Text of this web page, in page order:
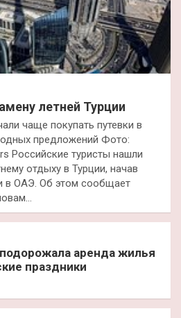
летней Турции
чаще покупать путевки в
предложений Фото:
Российские туристы нашли
отдыху в Турции, начав
в ОАЭ. Об этом сообщает
аренда жилья
праздники